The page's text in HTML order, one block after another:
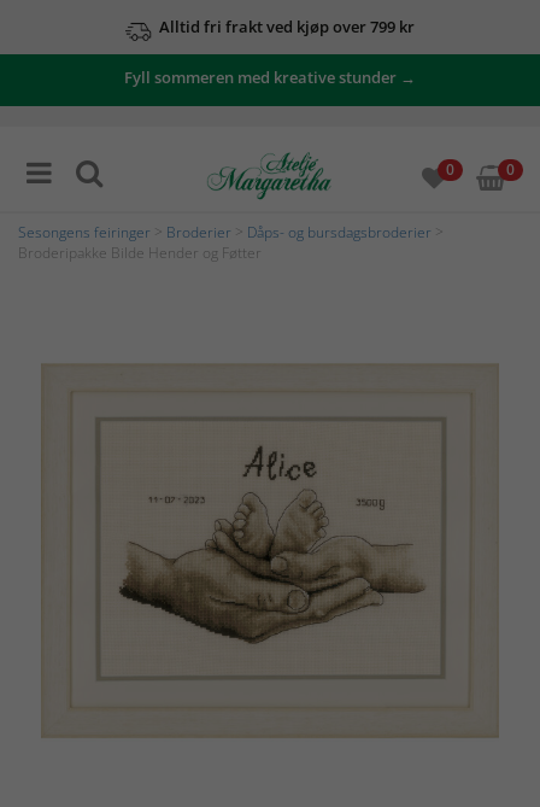
Alltid fri frakt ved kjøp over 799 kr
Fyll sommeren med kreative stunder →
0 0
Sesongens feiringer Broderier Dåps- og bursdagsbroderier
Broderipakke Bilde Hender og Føtter